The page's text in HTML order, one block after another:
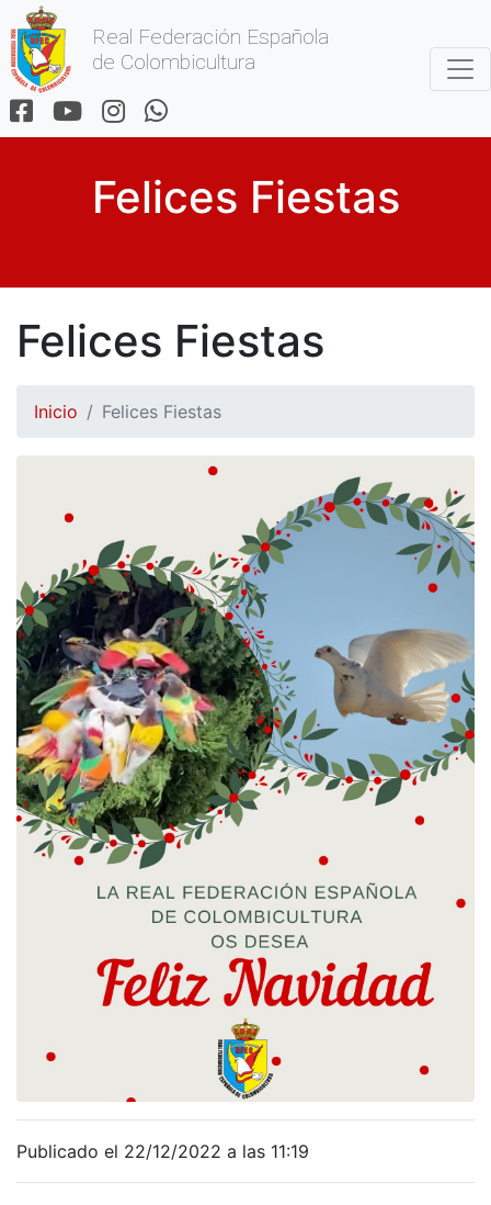
Real Federación Española
de Colombicultura
Felices Fiestas
Felices Fiestas
Inicio Felices Fiestas
Publicado el 22/12/2022 a las 11:19